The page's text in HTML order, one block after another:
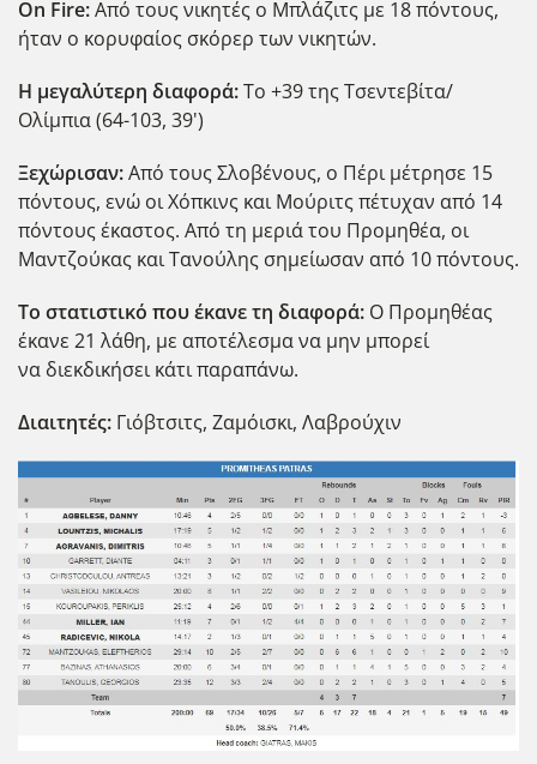
On Fire:Aπό τους νικητές ο Μπλάζιτς με 18 πόντους,
ήταν ο κορυφαίος σκόρερ των νικητών.
Η μεγαλύτερη διαφορά:Το +39 της Τσεντεβίτα/
Ολίμπια (64-103, 39')
Ξεχώρισαν:Από τους Σλοβένους, ο Πέρι μέτρησε 15
πόντους, ενώ οι Χόπκινς και Μούριτς πέτυχαν από 14
πόντους έκαστος. Από τη μεριά του Προμηθέα, οι
Μαντζούκας και Τανούλης σημείωσαν από 10 πόντους.
Το στατιστικό που έκανε τη διαφορά: O Προμηθέας
έκανε 21 λάθη, με αποτέλεσμα να μην μπορεί
να διεκδικήσει κάτι παραπάνω.
Διαιτητές: Γιόβτσιτς, Ζαμόισκι, Λαβρούχιν